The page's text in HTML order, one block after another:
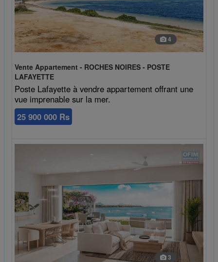
4
Vente Appartement - ROCHES NOIRES - POSTE
LAFAYETTE
Poste Lafayette à vendre appartement offrant une
vue imprenable sur la mer.
25 900 000 Rs
3